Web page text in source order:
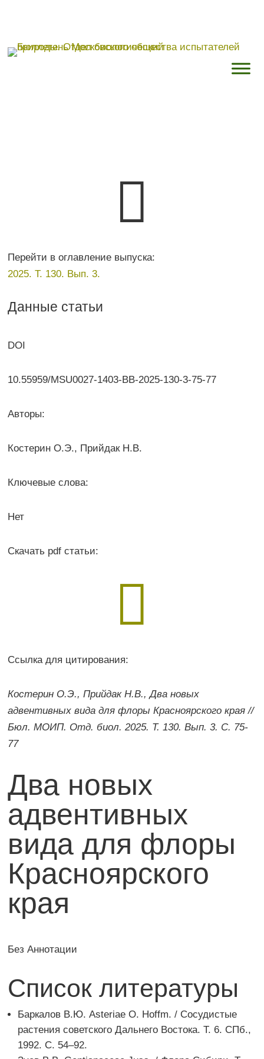

Перейти в оглавление выпуска:
2025. Т. 130. Вып. 3.
Данные статьи
DOI
10.55959/MSU0027-1403-BB-2025-130-3-75-77
Авторы:
Костерин О.Э., Прийдак Н.В.
Ключевые слова:
Нет
Скачать pdf статьи:

Ссылка для цитирования:
Костерин О.Э., Прийдак Н.В., Два новых
адвентивных вида для флоры Красноярского края //
Бюл. МОИП. Отд. биол. 2025. Т. 130. Вып. 3. С. 75-
77
Два новых
адвентивных
вида для флоры
Красноярского
края
Без Аннотации
Список литературы
Баркалов В.Ю. Asteriae O. Hoffm. / Сосудистые
растения советского Дальнего Востока. Т. 6. СПб.,
1992. С. 54–92.